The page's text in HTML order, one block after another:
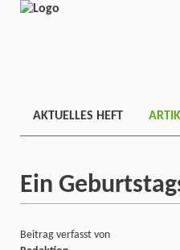
AKTUELLES HEFT
Ein
Beitrag verfasst von